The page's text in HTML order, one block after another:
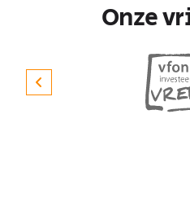
Onze